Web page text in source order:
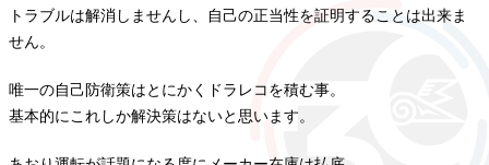
トラブルは解消しませんし、自己の正当性を証明することは出来ま
せん。
唯一の自己防衛策はとにかくドラレコを積む事。
基本的にこれしか解決策はないと思います。